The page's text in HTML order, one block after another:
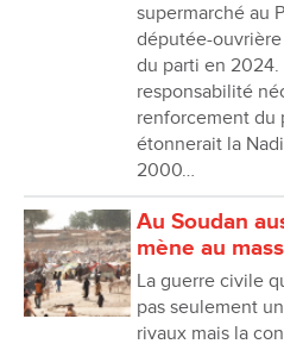
supermarché au
députée-
du parti en
responsabilité
renforcement du
étonnerait la
2000…
Au Soudan
mène au
La guerre civile
pas seulement
rivaux mais la